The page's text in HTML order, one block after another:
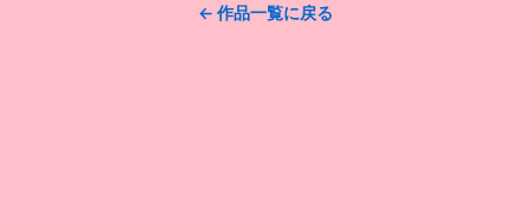
← 作品一覧に戻る